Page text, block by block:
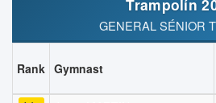
Trampolín
GENERAL SÉNIOR
Rank Gymnast